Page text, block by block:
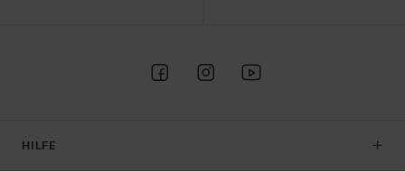
HILFE